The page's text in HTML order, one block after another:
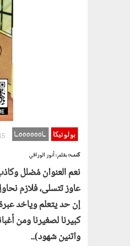
بولوتيكا LooooooL
كتب:بقلم: أنور الوراقي
نعم العنوان مُضلل
عاوز تتسلى، فلازم
إن حد يتعلم وياخد
كبيرنا لصغيرنا ومن
واتنين شهود)..